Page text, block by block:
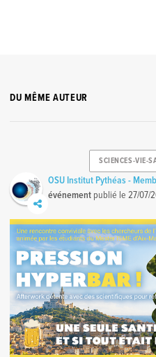
DU MÊME AUTEUR
SCIENCES-VIE-
OSU Institut Pythéas -
événement publié le27/07/